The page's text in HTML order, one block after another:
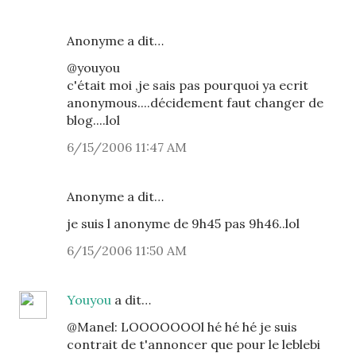
Anonyme a dit…
@youyou
c'était moi ,je sais pas pourquoi ya ecrit
anonymous....décidement faut changer de
blog....lol
6/15/2006 11:47 AM
Anonyme a dit…
je suis l anonyme de 9h45 pas 9h46..lol
6/15/2006 11:50 AM
Youyou a dit…
@Manel: LOOOOOOOl hé hé hé je suis
contrait de t'annoncer que pour le leblebi